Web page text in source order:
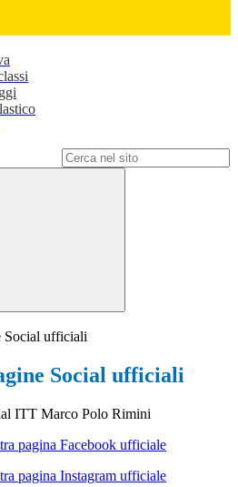
Social ufficiali
Social ufficiali
pagina Facebook ufficiale
pagina Instagram ufficiale